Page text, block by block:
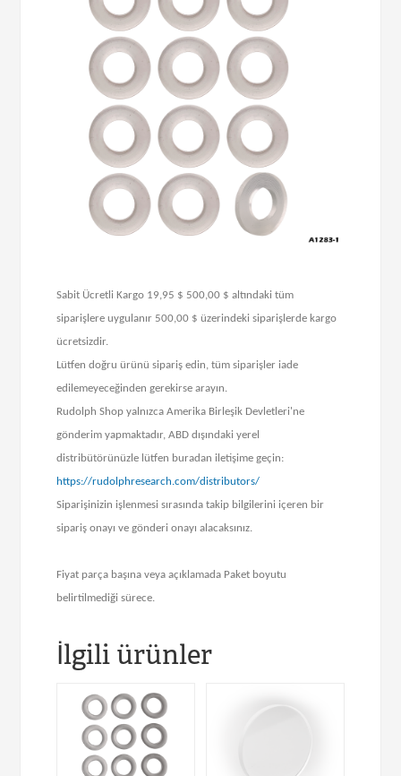
Sabit Ücretli Kargo 19,95 $ 500,00 $ altındaki tüm
siparişlere uygulanır 500,00 $ üzerindeki siparişlerde kargo
ücretsizdir.
Lütfen doğru ürünü sipariş edin, tüm siparişler iade
edilemeyeceğinden gerekirse arayın.
Rudolph Shop yalnızca Amerika Birleşik Devletleri'ne
gönderim yapmaktadır, ABD dışındaki yerel
distribütörünüzle lütfen buradan iletişime geçin:
https://rudolphresearch.com/distributors/
Siparişinizin işlenmesi sırasında takip bilgilerini içeren bir
sipariş onayı ve gönderi onayı alacaksınız.
Fiyat parça başına veya açıklamada Paket boyutu
belirtilmediği sürece.
İlgili ürünler